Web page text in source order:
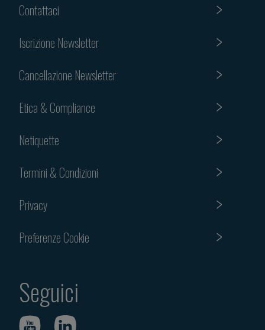
Contattaci
Iscrizione Newsletter
Cancellazione Newsletter
Etica & Compliance
Netiquette
Termini & Condizioni
Privacy
Preferenze Cookie
Seguici